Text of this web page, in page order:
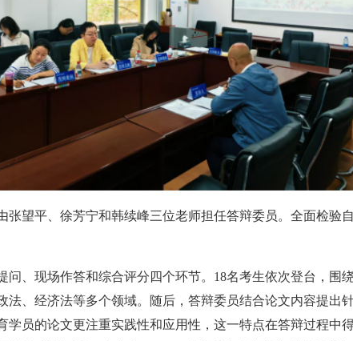
张望平、 徐芳宁和韩续峰三位老师担任答辩委员。全面检验
问、现场作答和综合评分四个环节。 18名考生依次登台，围
法、经济法等多个领域。随后，答辩委员结合论文内容提出
学员的论文更注重实践性和应用性，这一特点在答辩过程中